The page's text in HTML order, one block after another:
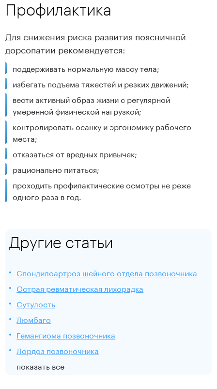
Профилактика
Для снижения риска развития поясничной
дорсопатии рекомендуется:
поддерживать нормальную массу тела;
избегать подъема тяжестей и резких движений;
вести активный образ жизни с регулярной
умеренной физической нагрузкой;
контролировать осанку и эргономику рабочего
места;
отказаться от вредных привычек;
рационально питаться;
проходить профилактические осмотры не реже
одного раза в год.
Другие статьи
Спондилоартроз шейного отдела позвоночника
Острая ревматическая лихорадка
Сутулость
Люмбаго
Гемангиома позвоночника
Лордоз позвоночника
показать все